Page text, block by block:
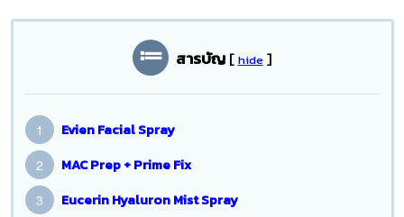
สารบัญ [ hide ]
Evien Facial Spray
MAC Prep + Prime Fix
Eucerin Hyaluron Mist Spray